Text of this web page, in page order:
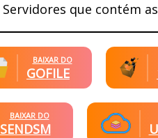
Servidores que contém
BAIXAR DO
GOFILE
BAIXAR DO
SENDSM